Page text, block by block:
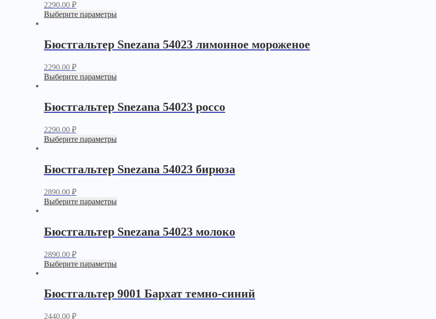
2290.00 ₽
Выберите параметры
Бюстгальтер Snezana 54023 лимонное мороженое
2290.00 ₽
Выберите параметры
Бюстгальтер Snezana 54023 россо
2290.00 ₽
Выберите параметры
Бюстгальтер Snezana 54023 бирюза
2890.00 ₽
Выберите параметры
Бюстгальтер Snezana 54023 молоко
2890.00 ₽
Выберите параметры
Бюстгальтер 9001 Бархат темно-синий
2440.00 ₽